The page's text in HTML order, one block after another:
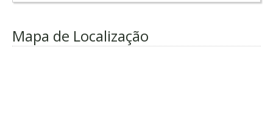
Mapa de Localização